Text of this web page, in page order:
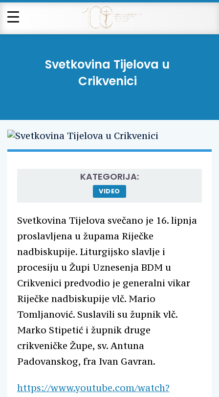
Svetkovina Tijelova u
Crikvenici
KATEGORIJA:
VIDEO
Svetkovina Tijelova svečano je 16. lipnja
proslavljena u župama Riječke
nadbiskupije. Liturgijsko slavlje i
procesiju u Župi Uznesenja BDM u
Crikvenici predvodio je generalni vikar
Riječke nadbiskupije vlč. Mario
Tomljanović. Suslavili su župnik vlč.
Marko Stipetić i župnik druge
crikveničke Župe, sv. Antuna
Padovanskog, fra Ivan Gavran.
https://www.youtube.com/watch?